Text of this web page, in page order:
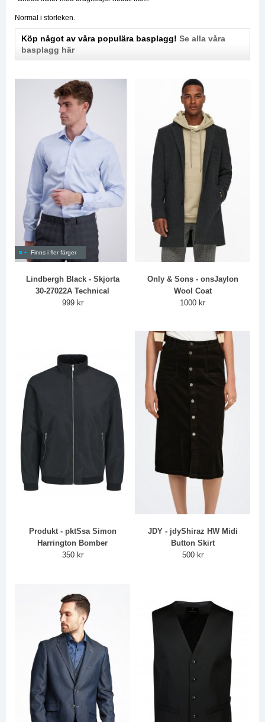
Normal i storleken.
Köp något av våra populära basplagg! Se alla våra
basplagg här
Finns i fler färger
Lindbergh Black - Skjorta
30-27022A Technical
999 kr
Only & Sons - onsJaylon
Wool Coat
1000 kr
Produkt - pktSsa Simon
Harrington Bomber
350 kr
JDY - jdyShiraz HW Midi
Button Skirt
500 kr